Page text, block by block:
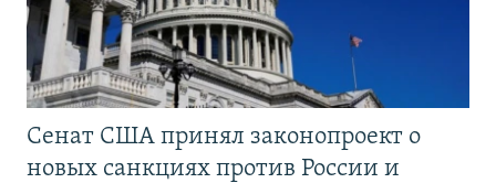
Сенат США принял законопроект о
новых санкциях против России и